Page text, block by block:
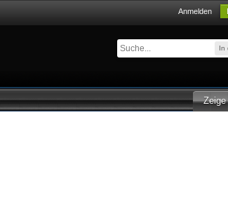
Anmelden
In
Zeige